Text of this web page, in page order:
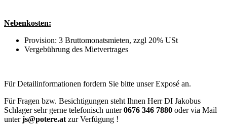
Nebenkosten:
Provision: 3 Bruttomonatsmieten, zzgl 20% USt
Vergebührung des Mietvertrages
Für Detailinformationen fordern Sie bitte unser Exposé an.
Für Fragen bzw. Besichtigungen steht Ihnen Herr DI Jakobus
Schlager sehr gerne telefonisch unter0676 346 7880 oder via Mail
unterjs@potere.at zur Verfügung !